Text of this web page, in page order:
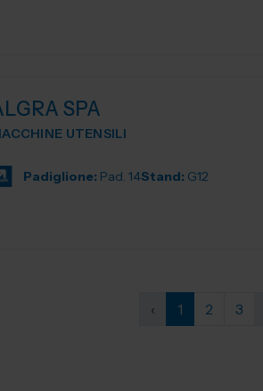
SPA
UTENSILI
Padiglione: Pad. 14Stand: G12
‹ 1 2 3